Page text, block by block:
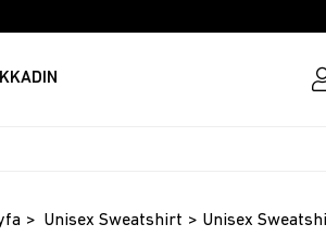
KADIN
Unisex Sweatshirt Unisex